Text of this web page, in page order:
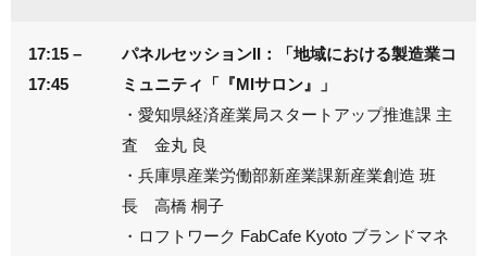
17:15 –
17:45
パネルセッションII：「地域における製造業コ
ミュニティ「『MIサロン』」
・愛知県経済産業局スタートアップ推進課 主
査 金丸 良
・兵庫県産業労働部新産業課新産業創造 班
長 高橋 桐子
・ロフトワーク FabCafe Kyoto ブランドマネ